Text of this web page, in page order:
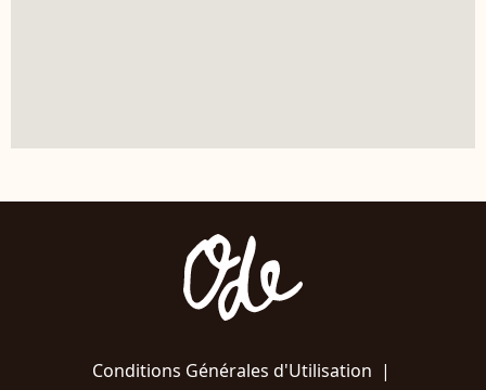
Conditions Générales d'Utilisation |